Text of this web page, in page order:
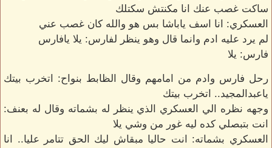
ساكت غصب عنك انا مكنتش سكتلك
العسكري: انا اسف ياباشا بس هو والله كان غصب عني
لم يرد عليه ادم وانما قال وهو ينظر لفارس: يلا يافارس
فارس: يلا
رحل فارس وادم من امامهم وقال الظابط بنواح: اتخرب بيتك
ياعبدالمجيد.. اتخرب بيتك
وجهه نظره الي العسكري الذي ينظر له بشماته وقال له بعنف:
انت بتبصلي كده ليه غور من وشي يلا
العسكري بشماته: انت حاليا مبقاش ليك الحق تتامر عليا.. انا